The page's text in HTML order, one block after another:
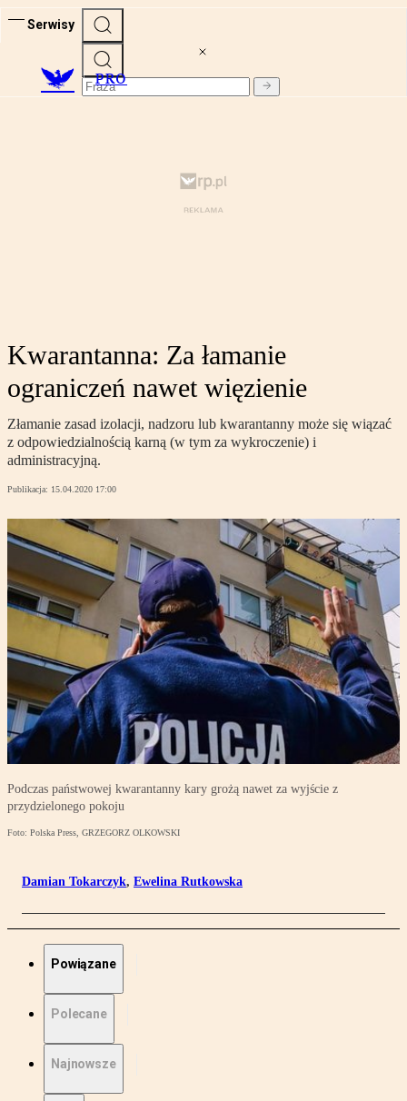
Serwisy
PRO
Kwarantanna: Za łamanie
ograniczeń nawet więzienie
Złamanie zasad izolacji, nadzoru lub kwarantanny może się wiązać
z odpowiedzialnością karną (w tym za wykroczenie) i
administracyjną.
Publikacja: 15.04.2020 17:00
Podczas państwowej kwarantanny kary grożą nawet za wyjście z
przydzielonego pokoju
Foto: Polska Press, GRZEGORZ OLKOWSKI
Damian Tokarczyk, Ewelina Rutkowska
Powiązane
Polecane
Najnowsze